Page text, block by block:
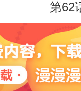
第62